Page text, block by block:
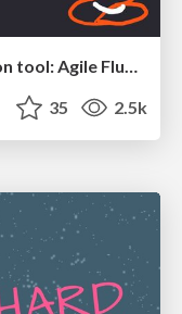
Creating an realtime collaboration tool: Agile Flush - .NET Oxford
35 2.5k